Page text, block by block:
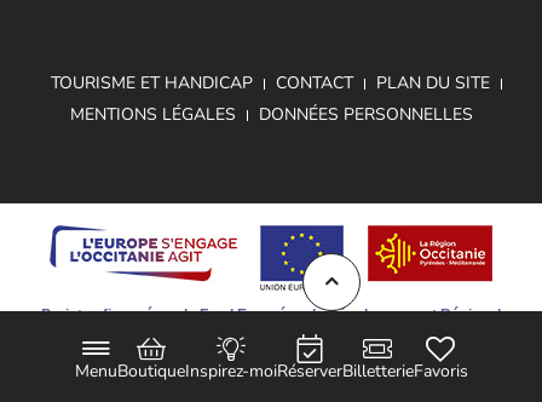
MenuBoutiqueInspirez-moiRéserverBilletterieFavoris
TOURISME ET HANDICAP CONTACT
PLAN DU SITE
MENTIONS LÉGALES
DONNÉES PERSONNELLES
Projet cofinancé par le Fond Européen de Développement Régional